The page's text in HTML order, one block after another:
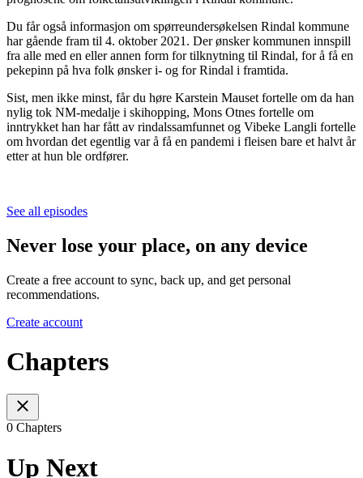
Du får også informasjon om spørreundersøkelsen Rindal kommune
har gående fram til 4. oktober 2021. Der ønsker kommunen innspill
fra alle med en eller annen form for tilknytning til Rindal, for å få en
pekepinn på hva folk ønsker i- og for Rindal i framtida.
Sist, men ikke minst, får du høre Karstein Mauset fortelle om da han
nylig tok NM-medalje i skihopping, Mons Otnes fortelle om
inntrykket han har fått av rindalssamfunnet og Vibeke Langli fortelle
om hvordan det egentlig var å få en pandemi i fleisen bare et halvt år
etter at hun ble ordfører.
See all episodes
Never lose your place, on any device
Create a free account to sync, back up, and get personal
recommendations.
Create account
Chapters
0 Chapters
Up Next